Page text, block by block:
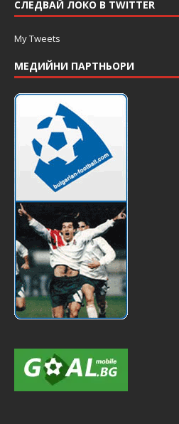
СЛЕДВАЙ ЛОКО В TWITTER
My Tweets
МЕДИЙНИ ПАРТНЬОРИ